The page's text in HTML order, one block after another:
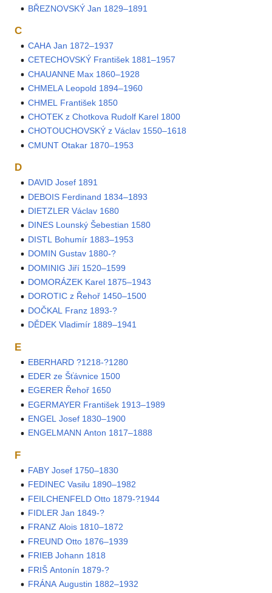
BŘEZNOVSKÝ Jan 1829–1891
C
CAHA Jan 1872–1937
CETECHOVSKÝ František 1881–1957
CHAUANNE Max 1860–1928
CHMELA Leopold 1894–1960
CHMEL František 1850
CHOTEK z Chotkova Rudolf Karel 1800
CHOTOUCHOVSKÝ z Václav 1550–1618
CMUNT Otakar 1870–1953
D
DAVID Josef 1891
DEBOIS Ferdinand 1834–1893
DIETZLER Václav 1680
DINES Lounský Šebestian 1580
DISTL Bohumír 1883–1953
DOMIN Gustav 1880-?
DOMINIG Jiří 1520–1599
DOMORÁZEK Karel 1875–1943
DOROTIC z Řehoř 1450–1500
DOČKAL Franz 1893-?
DĚDEK Vladimír 1889–1941
E
EBERHARD ?1218-?1280
EDER ze Šťávnice 1500
EGERER Řehoř 1650
EGERMAYER František 1913–1989
ENGEL Josef 1830–1900
ENGELMANN Anton 1817–1888
F
FABY Josef 1750–1830
FEDINEC Vasilu 1890–1982
FEILCHENFELD Otto 1879-?1944
FIDLER Jan 1849-?
FRANZ Alois 1810–1872
FREUND Otto 1876–1939
FRIEB Johann 1818
FRIŠ Antonín 1879-?
FRÁNA Augustin 1882–1932